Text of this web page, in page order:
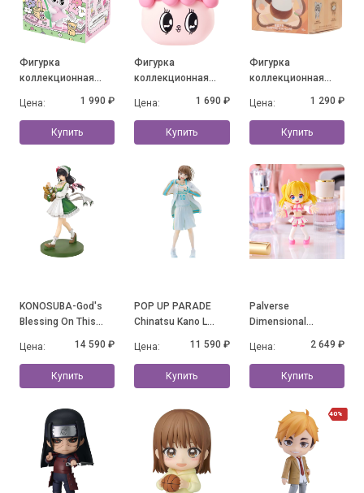
Фигурка
коллекционная
Blossom Series, в
ассортименте
Цена: 1 990 ₽
Купить
Фигурка
коллекционная
Vlog Series Bunny
Face, в
ассортименте
Цена: 1 690 ₽
Купить
Фигурка
коллекционная
Party Series, в
ассортименте
Цена: 1 290 ₽
Купить
KONOSUBA-God's
Blessing On This
Yunyun: Light Novel
10th Anniversary ver.
Цена: 14 590 ₽
Купить
POP UP PARADE
Chinatsu Kano L
Цена:
11 590 ₽
Купить
Palverse
Dimensional
Цена:
2 649 ₽
Купить
40%